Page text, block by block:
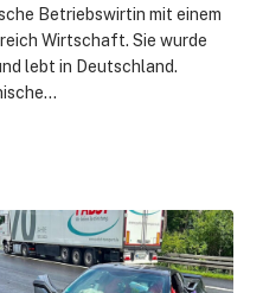
Betriebswirtin mit einem
Wirtschaft. Sie wurde
lebt in Deutschland.